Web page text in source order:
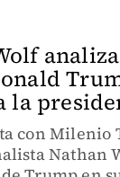
la
con Milenio
Nathan